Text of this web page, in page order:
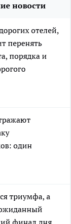
новости
отелей,
перенять
порядка и
один
триумфа, а